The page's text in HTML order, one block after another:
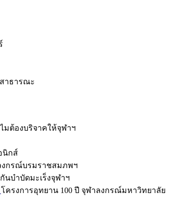
าธารณะ
มต้องบริจาคให้จุฬาฯ
นิกส์
งกรณ์บรมราชสมภพฯ
บำบัดมะเร็งจุฬาฯ
โครงการอุทยาน 100 ปี จุฬาลงกรณ์มหาวิทยาลัย